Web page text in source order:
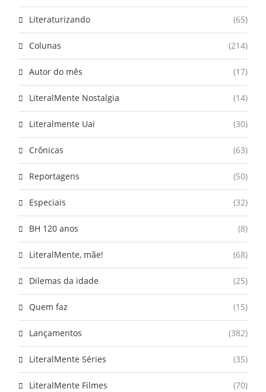
Literaturizando (65)
Colunas (214)
Autor do mês (17)
LiteralMente Nostalgia (14)
Literalmente Uai (30)
Crônicas (63)
Reportagens (50)
Especiais (32)
BH 120 anos (8)
LiteralMente, mãe! (68)
Dilemas da idade (25)
Quem faz (15)
Lançamentos (382)
LiteralMente Séries (35)
LiteralMente Filmes (70)